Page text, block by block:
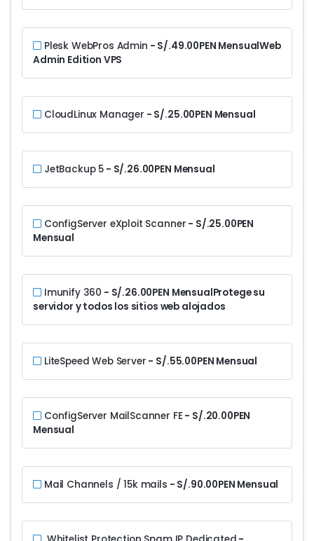
Plesk WebPros Admin - S/.49.00PEN MensualWeb
Admin Edition VPS
CloudLinux Manager - S/.25.00PEN Mensual
JetBackup 5 - S/.26.00PEN Mensual
ConfigServer eXploit Scanner - S/.25.00PEN
Mensual
Imunify 360 - S/.26.00PEN MensualProtege su
servidor y todos los sitios web alojados
LiteSpeed Web Server - S/.55.00PEN Mensual
ConfigServer MailScanner FE- S/.20.00PEN
Mensual
Mail Channels / 15k mails - S/.90.00PEN Mensual